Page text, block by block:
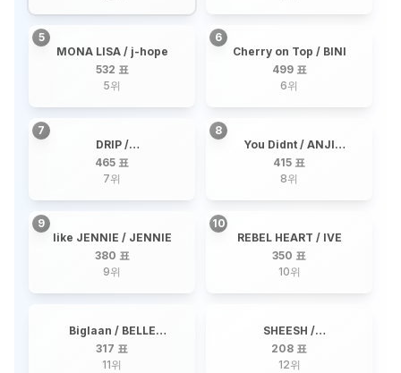
5
MONA LISA / j-hope
532 표
5위
6
Cherry on Top / BINI
499 표
6위
7
DRIP /
BABYMONSTER
465 표
7위
8
You Didnt / ANJI
SALVACION
415 표
8위
9
like JENNIE / JENNIE
380 표
9위
10
REBEL HEART / IVE
350 표
10위
Biglaan / BELLE
MARIANO
317 표
11위
SHEESH /
BABYMONSTER
208 표
12위